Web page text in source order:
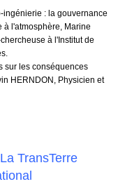
ingénierie : la gouvernance
à l'atmosphère, Marine
à l'Institut de
sur les conséquences
HERNDON, Physicien et
TransTerre